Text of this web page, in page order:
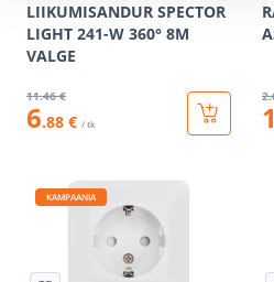
LIIKUMISANDUR SPECTOR
LIGHT 241-W 360° 8M
VALGE
11.46 €
6.88 € / tk
2
1
KAMPAANIA